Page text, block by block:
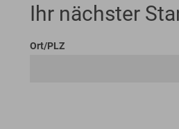
Ihr nächster
Ort/PLZ